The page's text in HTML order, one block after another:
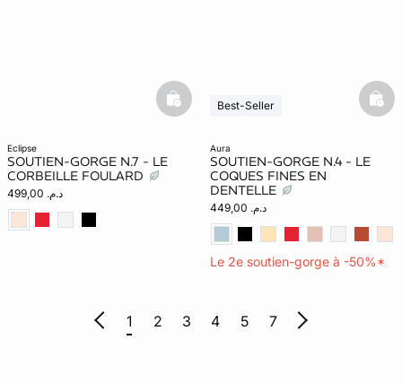
eclipse
SOUTIEN-GORGE N.7 - LE
CORBEILLE FOULARD
د.م. 499,00
basketfull
aura
SOUTIEN-GORGE N.4 - LE
COQUES FINES EN
DENTELLE
د.م. 449,00
Le 2e soutien-gorge à -50%*
Best-Seller
1 2 3 4 5 7